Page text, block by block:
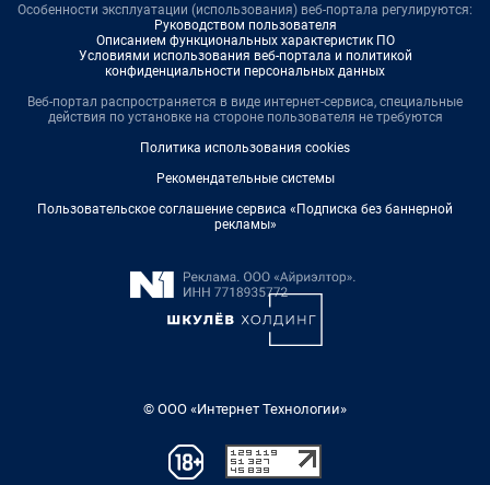
Особенности эксплуатации (использования) веб-портала регулируются:
Руководством пользователя
Описанием функциональных характеристик ПО
Условиями использования веб-портала и политикой
конфиденциальности персональных данных
Веб-портал распространяется в виде интернет-сервиса, специальные
действия по установке на стороне пользователя не требуются
Политика использования cookies
Рекомендательные системы
Пользовательское соглашение сервиса «Подписка без баннерной
рекламы»
© ООО «Интернет Технологии»